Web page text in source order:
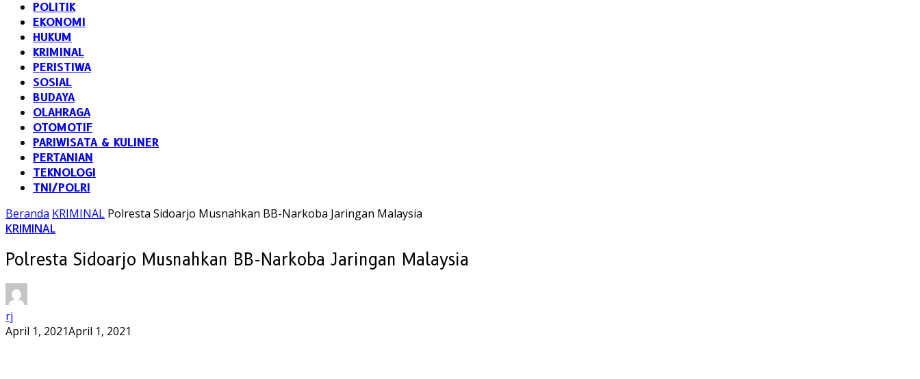
POLITIK
EKONOMI
HUKUM
KRIMINAL
PERISTIWA
SOSIAL
BUDAYA
OLAHRAGA
OTOMOTIF
PARIWISATA & KULINER
PERTANIAN
TEKNOLOGI
TNI/POLRI
Beranda KRIMINAL Polresta Sidoarjo Musnahkan BB-Narkoba Jaringan Malaysia
KRIMINAL
Polresta Sidoarjo Musnahkan BB-Narkoba Jaringan Malaysia
rj
April 1, 2021April 1, 2021